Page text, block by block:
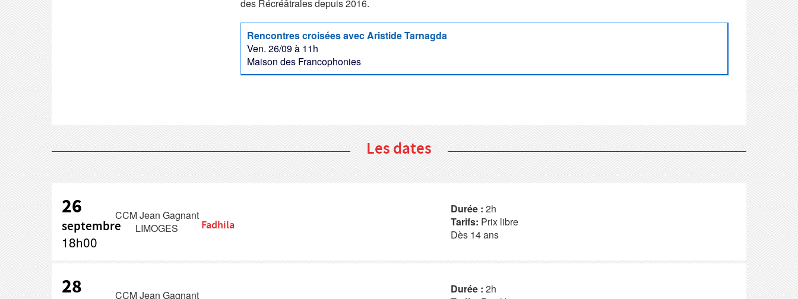
des Récréâtrales depuis 2016.
Rencontres croisées avec Aristide Tarnagda
Ven. 26/09 à 11h
Maison des Francophonies
Les dates
26
septembre
18h00
CCM Jean Gagnant
LIMOGES
Fadhila
Durée : 2h
Tarifs: Prix libre
Dès 14 ans
28
CCM Jean Gagnant
Durée : 2h